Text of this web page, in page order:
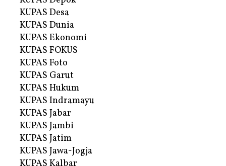
KUPAS Desa
KUPAS Dunia
KUPAS Ekonomi
KUPAS FOKUS
KUPAS Foto
KUPAS Garut
KUPAS Hukum
KUPAS Indramayu
KUPAS Jabar
KUPAS Jambi
KUPAS Jatim
KUPAS Jawa-Jogja